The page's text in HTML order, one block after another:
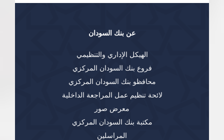
عن بنك السودان
الهيكل الإداري والتنظيمي
فروع بنك السودان المركزي
محافظو بنك السودان المركزي
لائحة تنظيم عمل المراجعة الداخلية
معرض صور
مكتبة بنك السودان المركزي
المراسلين